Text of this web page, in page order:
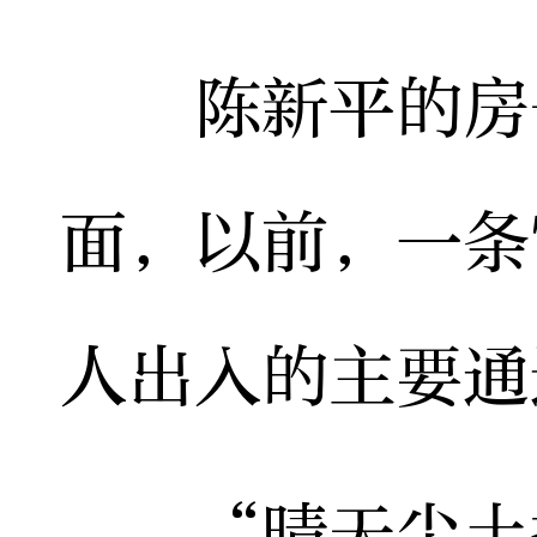
陈新平的房
面，以前，一
人出入的主要